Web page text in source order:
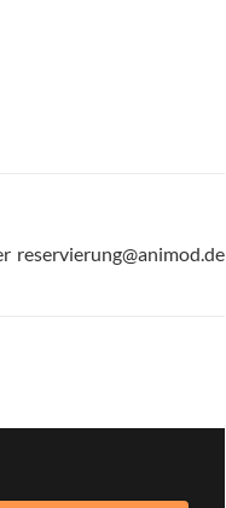
reservierung@animod.de